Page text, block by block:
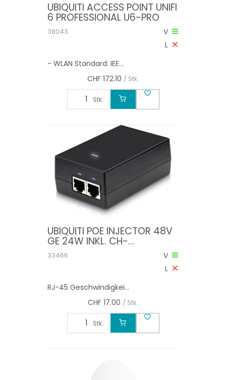
UBIQUITI ACCESS POINT UNIFI
6 PROFESSIONAL U6-PRO
V
L
38043
- WLAN Standard: IEE...
CHF 172.10 / Stk.
Stk.
UBIQUITI POE INJECTOR 48V
GE 24W INKL. CH-
STROMKABEL
V
L
33466
RJ-45 Geschwindigkei...
CHF 17.00 / Stk.
Stk.